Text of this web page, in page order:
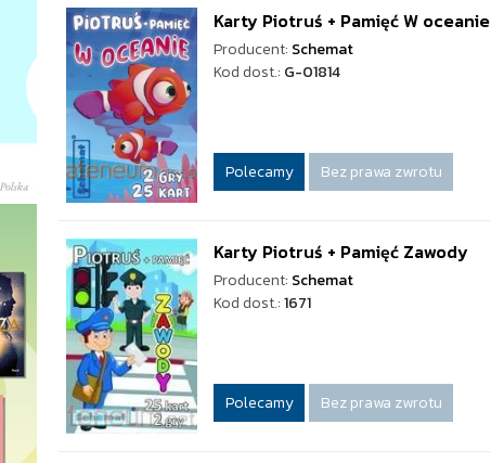
Karty Piotruś + Pamięć W oceanie
Producent: Schemat
Kod dost.: G-01814
Polecamy Bez prawa zwrotu
Karty Piotruś + Pamięć Zawody
Producent: Schemat
Kod dost.:1671
Polecamy Bez prawa zwrotu